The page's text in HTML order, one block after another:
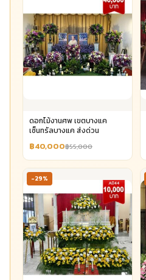
ดอกไม้งานศพ เขตบางแค
เซ็นทรัลบางแค ส่งด่วน
฿40,000฿55,000
-29%